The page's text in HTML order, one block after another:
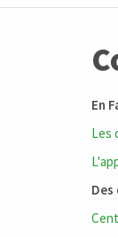
En
Les